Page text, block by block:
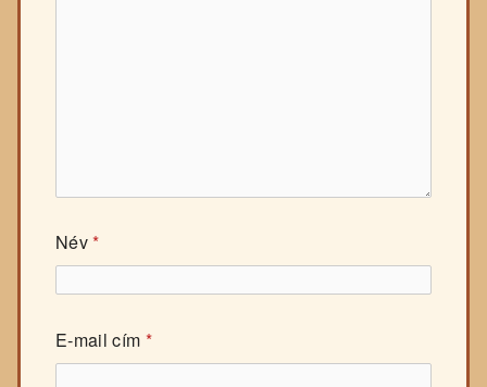
Név*
E-mail cím *